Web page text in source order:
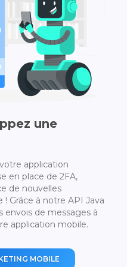
une
application
en place de 2FA,
de nouvelles
Grâce à notre API Java
envois de messages à
application mobile.
MOBILE